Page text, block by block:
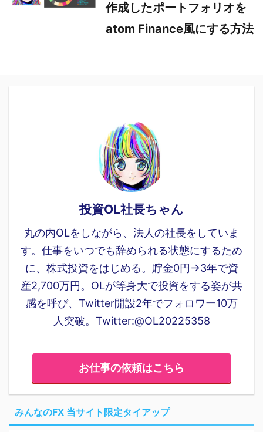
作成したポートフォリオを
atom Finance風にする方法
投資OL社長ちゃん
丸の内OLをしながら、法人の社長をしていま
す。仕事をいつでも辞められる状態にするため
に、株式投資をはじめる。貯金0円→3年で資
産2,700万円。OLが等身大で投資をする姿が共
感を呼び、Twitter開設2年でフォロワー10万
人突破。Twitter:@OL20225358
お仕事の依頼はこちら
みんなのFX 当サイト限定タイアップ